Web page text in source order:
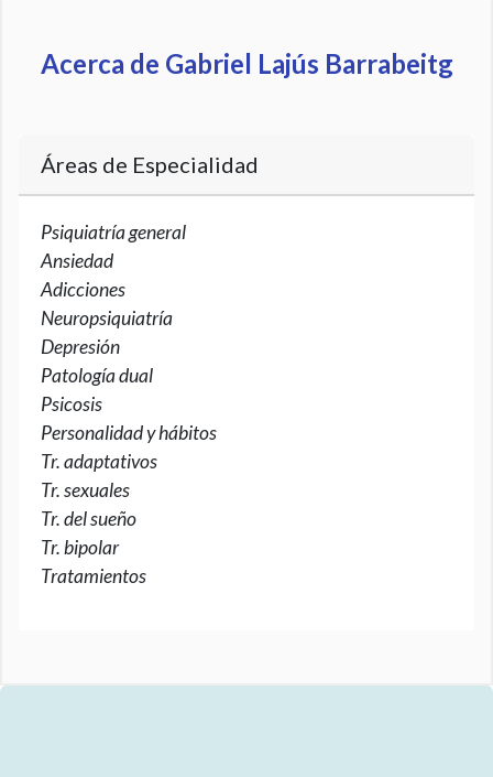
Acerca de Gabriel Lajús Barrabeitg
Áreas de Especialidad
Psiquiatría general
Ansiedad
Adicciones
Neuropsiquiatría
Depresión
Patología dual
Psicosis
Personalidad y hábitos
Tr. adaptativos
Tr. sexuales
Tr. del sueño
Tr. bipolar
Tratamientos